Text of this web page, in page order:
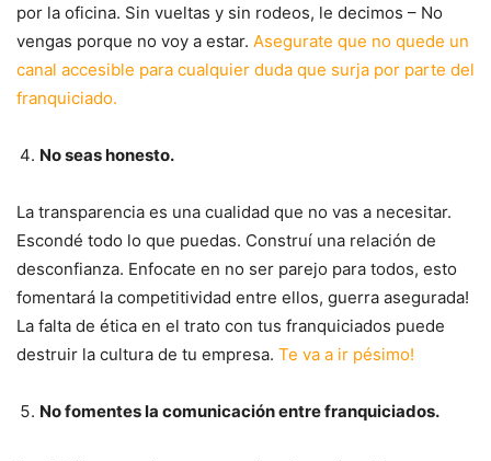
por la oficina. Sin vueltas y sin rodeos, le decimos – No
vengas porque no voy a estar. Asegurate que no quede un
canal accesible para cualquier duda que surja por parte del
franquiciado.
No seas honesto.
La transparencia es una cualidad que no vas a necesitar.
Escondé todo lo que puedas. Construí una relación de
desconfianza. Enfocate en no ser parejo para todos, esto
fomentará la competitividad entre ellos, guerra asegurada!
La falta de ética en el trato con tus franquiciados puede
destruir la cultura de tu empresa. Te va a ir pésimo!
No fomentes la comunicación entre franquiciados.